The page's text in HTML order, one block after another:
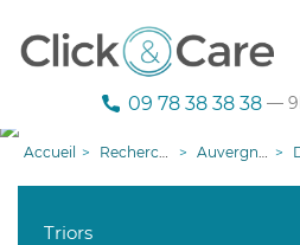
09 78 38 38 38 —
Accueil Recherche aide à domicile Auvergne-Rhône-Alpes